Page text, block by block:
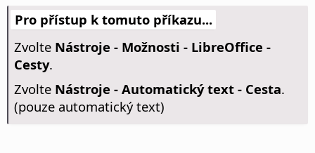
Pro přístup k tomuto příkazu...
Zvolte Nástroje - Možnosti - LibreOffice -
Cesty.
Zvolte Nástroje - Automatický text - Cesta.
(pouze automatický text)